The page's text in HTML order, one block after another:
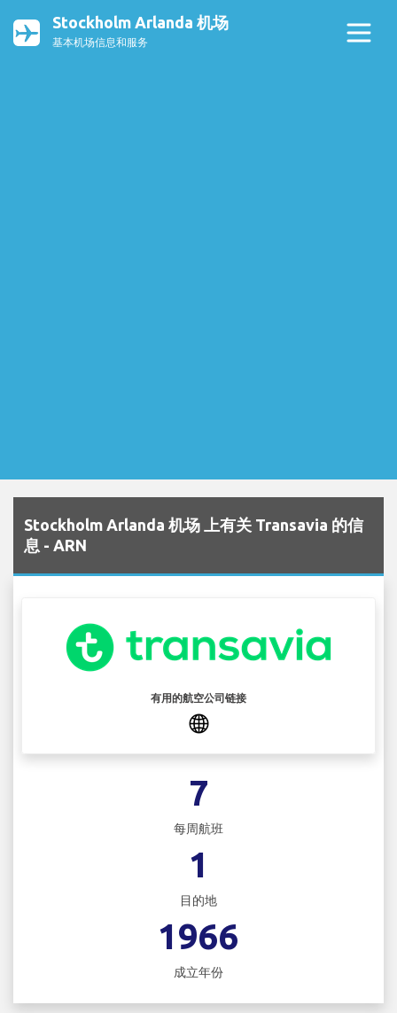
Stockholm Arlanda 机场
基本机场信息和服务
Stockholm Arlanda 机场 上有关 Transavia 的信
息 - ARN
有用的航空公司链接
7
每周航班
1
目的地
1966
成立年份